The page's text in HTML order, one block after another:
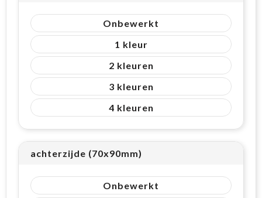
Onbewerkt
1
2
3
4
achterzijde (70x90mm)
Onbewerkt